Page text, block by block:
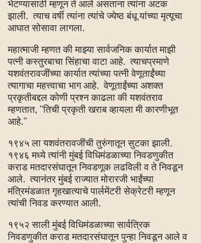
भेटण्यासाठी म्हणून ते आले असताना त्यांना अटक
झाली. त्याच वर्षी त्यांना त्यांचे ज्येष्ठ बंधू यांच्या मृत्यूचा
आघात सोसावा लागला.
महात्माजी म्हणत की माझ्या सार्वजनिक कार्यात माझी
पत्नी कस्तुरबाचा सिंहाचा वाटा आहे. त्याचप्रमाणे
यशवंतरावजींच्या कार्यात त्यांच्या पत्नी वेणूताईंच्या
त्यागाचा महत्त्वाचा भाग आहे. वेणूताईंच्या अशक्त
प्रकृतीबद्दल कोणी प्रश्न काढला की यशवंतराव
म्हणतात, ''तिची प्रकृती खराब व्हायला मी कारणीभूत
आहे.''
१९४५ ला यशवंतरावजींची तुरुंगातून सुटका झाली.
१९४६ मध्ये त्यांनी मुंबई विधिमंडळाच्या निवडणुकीत
कराड मतदारसंघातून निवडणूक लढविली व ते निवडून
आले. त्यानंतर मुंबई राज्यात मोरारजी भाईंच्या
मंत्रिमंडळात गृहखात्याचे पार्लमेंटरी सेक्रेटरी म्हणून
त्यांची निवड करण्यात आली.
१९५२ साली मुंबई विधिमंडळाच्या सार्वत्रिक
निवडणुकीत कराड मतदारसंघातून पुन्हा निवडून आले व